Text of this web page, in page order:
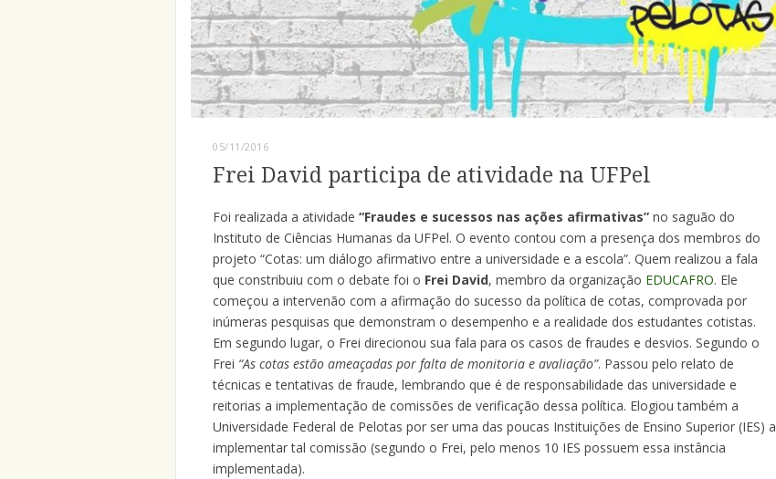
05/11/2016
Frei David participa de atividade na UFPel
Foi realizada a atividade “Fraudes e sucessos nas ações afirmativas” no saguão do
Instituto de Ciências Humanas da UFPel. O evento contou com a presença dos membros do
projeto “Cotas: um diálogo afirmativo entre a universidade e a escola”. Quem realizou a fala
que constribuiu com o debate foi o Frei David, membro da organização EDUCAFRO. Ele
começou a intervenão com a afirmação do sucesso da política de cotas, comprovada por
inúmeras pesquisas que demonstram o desempenho e a realidade dos estudantes cotistas.
Em segundo lugar, o Frei direcionou sua fala para os casos de fraudes e desvios. Segundo o
Frei “As cotas estão ameaçadas por falta de monitoria e avaliação”. Passou pelo relato de
técnicas e tentativas de fraude, lembrando que é de responsabilidade das universidade e
reitorias a implementação de comissões de verificação dessa política. Elogiou também a
Universidade Federal de Pelotas por ser uma das poucas Instituições de Ensino Superior (IES) a
implementar tal comissão (segundo o Frei, pelo menos 10 IES possuem essa instância
implementada).